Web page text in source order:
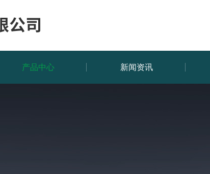
产品中心 新闻资讯